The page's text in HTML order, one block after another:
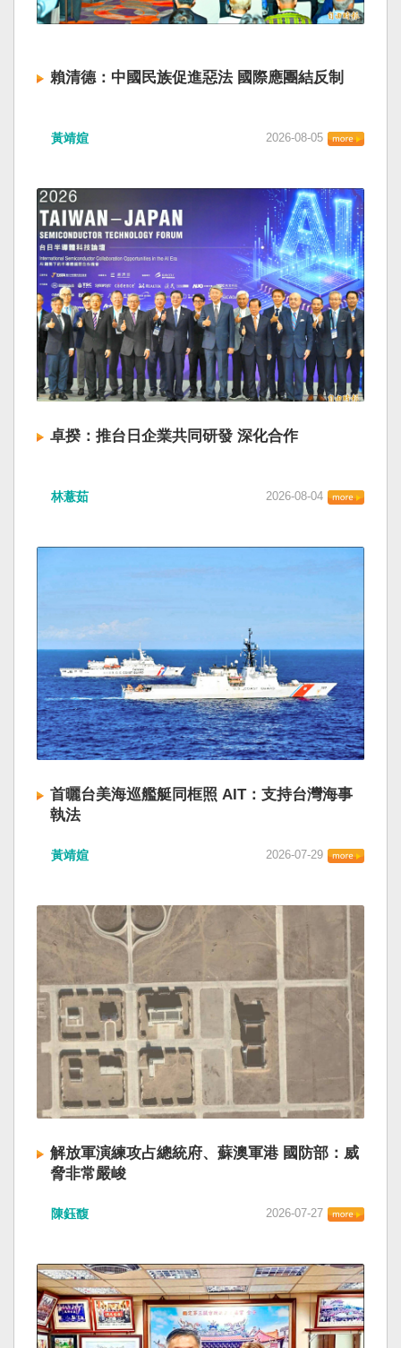
賴清德：中國民族促進惡法 國際應團結反制
黃靖媗 2026-08-05
卓揆：推台日企業共同研發 深化合作
林薏茹 2026-08-04
首曬台美海巡艦艇同框照 AIT：支持台灣海事
執法
黃靖媗 2026-07-29
解放軍演練攻占總統府、蘇澳軍港 國防部：威
脅非常嚴峻
陳鈺馥 2026-07-27